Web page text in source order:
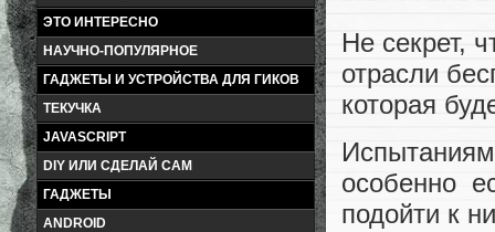
ЭТО ИНТЕРЕСНО
НАУЧНО-ПОПУЛЯРНОЕ
ГАДЖЕТЫ И УСТРОЙСТВА ДЛЯ ГИКОВ
ТЕКУЧКА
JAVASCRIPT
DIY ИЛИ СДЕЛАЙ САМ
ГАДЖЕТЫ
ANDROID
Не секрет,
отрасли
которая
особенно
подойти к